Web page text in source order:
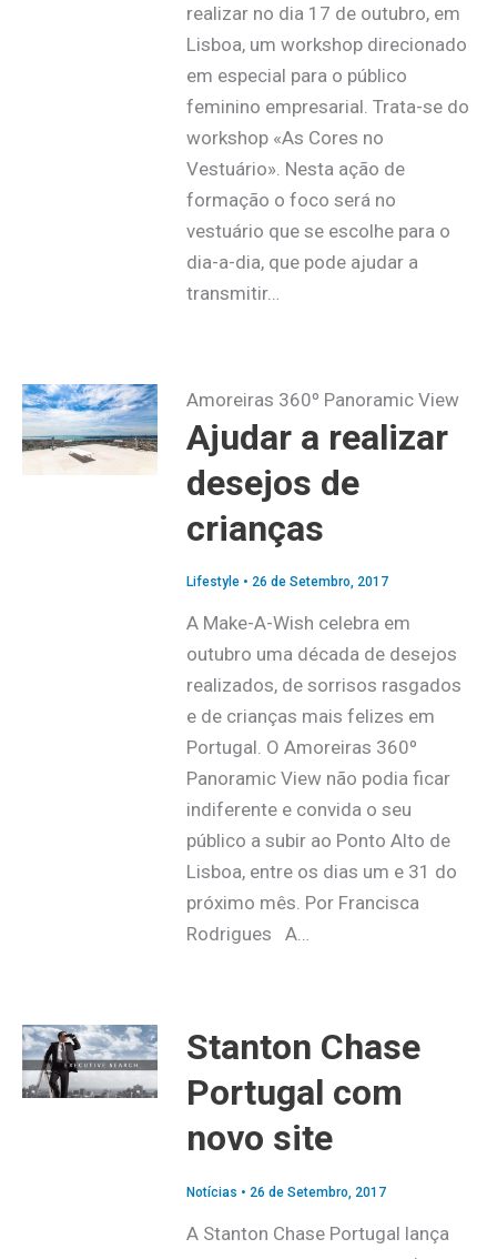
realizar no dia 17 de outubro, em
Lisboa, um workshop direcionado
em especial para o público
feminino empresarial. Trata-se do
workshop «As Cores no
Vestuário». Nesta ação de
formação o foco será no
vestuário que se escolhe para o
dia-a-dia, que pode ajudar a
transmitir…
Amoreiras 360º Panoramic View
Ajudar a realizar
desejos de
crianças
Lifestyle• 26 de Setembro, 2017
A Make-A-Wish celebra em
outubro uma década de desejos
realizados, de sorrisos rasgados
e de crianças mais felizes em
Portugal. O Amoreiras 360º
Panoramic View não podia ficar
indiferente e convida o seu
público a subir ao Ponto Alto de
Lisboa, entre os dias um e 31 do
próximo mês. Por Francisca
Rodrigues A…
Stanton Chase
Portugal com
novo site
Notícias • 26 de Setembro, 2017
A Stanton Chase Portugal lança